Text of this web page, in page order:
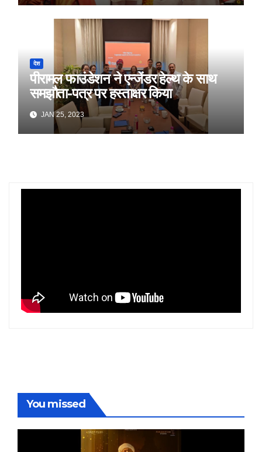
देश
पीरामल फाउंडेशन ने एन्जेंडर हेल्थ के साथ
समझौता-पत्र पर हस्ताक्षर किया
JAN 25, 2023
You missed